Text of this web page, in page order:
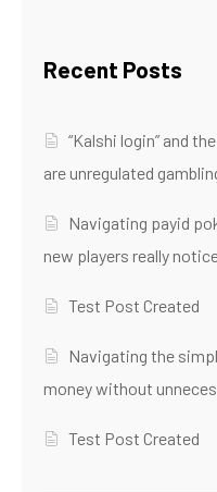
Recent Posts
“Kalshi login” and
are unregulated
Navigating payid
new players really
Test Post Created
Navigating the
money without
Test Post Created